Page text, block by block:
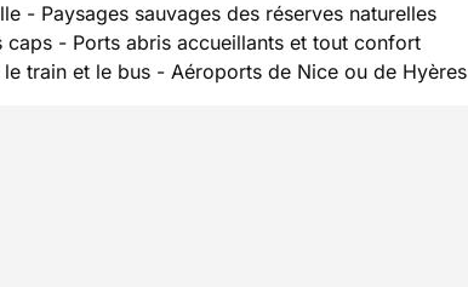
- Paysages sauvages des réserves naturelles
- Ports abris accueillants et tout confort
train et le bus - Aéroports de Nice ou de Hyères